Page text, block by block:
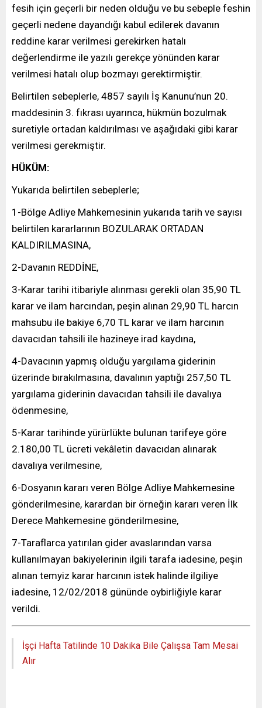
fesih için geçerli bir neden olduğu ve bu sebeple feshin
geçerli nedene dayandığı kabul edilerek davanın
reddine karar verilmesi gerekirken hatalı
değerlendirme ile yazılı gerekçe yönünden karar
verilmesi hatalı olup bozmayı gerektirmiştir.
Belirtilen sebeplerle, 4857 sayılı İş Kanunu’nun 20.
maddesinin 3. fıkrası uyarınca, hükmün bozulmak
suretiyle ortadan kaldırılması ve aşağıdaki gibi karar
verilmesi gerekmiştir.
HÜKÜM:
Yukarıda belirtilen sebeplerle;
1-Bölge Adliye Mahkemesinin yukarıda tarih ve sayısı
belirtilen kararlarının BOZULARAK ORTADAN
KALDIRILMASINA,
2-Davanın REDDİNE,
3-Karar tarihi itibariyle alınması gerekli olan 35,90 TL
karar ve ilam harcından, peşin alınan 29,90 TL harcın
mahsubu ile bakiye 6,70 TL karar ve ilam harcının
davacıdan tahsili ile hazineye irad kaydına,
4-Davacının yapmış olduğu yargılama giderinin
üzerinde bırakılmasına, davalının yaptığı 257,50 TL
yargılama giderinin davacıdan tahsili ile davalıya
ödenmesine,
5-Karar tarihinde yürürlükte bulunan tarifeye göre
2.180,00 TL ücreti vekâletin davacıdan alınarak
davalıya verilmesine,
6-Dosyanın kararı veren Bölge Adliye Mahkemesine
gönderilmesine, karardan bir örneğin kararı veren İlk
Derece Mahkemesine gönderilmesine,
7-Taraflarca yatırılan gider avaslarından varsa
kullanılmayan bakiyelerinin ilgili tarafa iadesine, peşin
alınan temyiz karar harcının istek halinde ilgiliye
iadesine, 12/02/2018 gününde oybirliğiyle karar
verildi.
İşçi Hafta Tatilinde 10 Dakika Bile Çalışsa Tam Mesai
Alır